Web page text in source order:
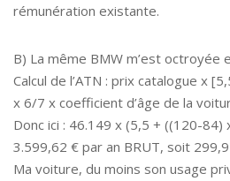
rémunération existante.
B) La même BMW m’est octroyée
Calcul de l’ATN : prix catalogue x
x 6/7 x coefficient d’âge de la
Donc ici : 46.149 x (5,5 + ((120-84)
3.599,62 € par an BRUT, soit
Ma voiture, du moins son usage